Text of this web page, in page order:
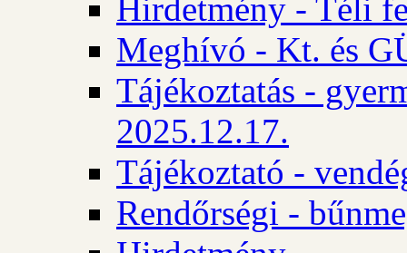
Hirdetmény - Téli
Meghívó - Kt. és
Tájékoztatás -
2025.12.17.
Tájékoztató -
Rendőrségi -